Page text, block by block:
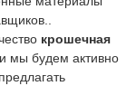
крошечная
мы будем активно